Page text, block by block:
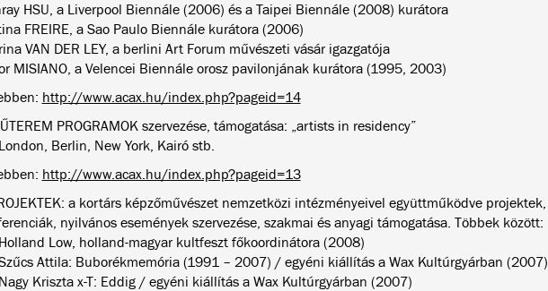
HSU, a Liverpool Biennále (2006) és a Taipei Biennále (2008) kurátora
FREIRE, a Sao Paulo Biennále kurátora (2006)
VAN DER LEY, a berlini Art Forum művészeti vásár igazgatója
MISIANO, a Velencei Biennále orosz pavilonjának kurátora (1995, 2003)
http://www.acax.hu/index.php?pageid=14
PROGRAMOK szervezése, támogatása: „artists in residency”
Berlin, New York, Kairó stb.
http://www.acax.hu/index.php?pageid=13
a kortárs képzőművészet nemzetközi intézményeivel együttműködve projektek,
nyilvános események szervezése, szakmai és anyagi támogatása. Többek között:
Low, holland-magyar kultfeszt főkoordinátora (2008)
Attila: Buborékmemória (1991 – 2007) / egyéni kiállítás a Wax Kultúrgyárban (2007)
Kriszta x-T: Eddig / egyéni kiállítás a Wax Kultúrgyárban (2007)